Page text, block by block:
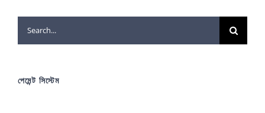
Search
for:
পেমেন্ট সিস্টেম